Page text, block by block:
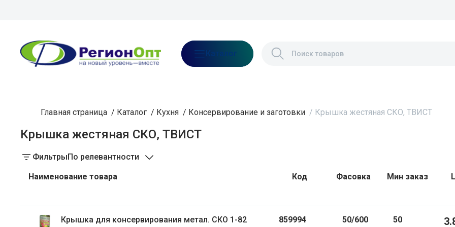
Каталог
Главная страница / Каталог / Кухня / Консервирование и заготовки / Крышка жестяная СКО, ТВИСТ
Крышка жестяная СКО, ТВИСТ
ФильтрыПо релевантности
Наименование товара Код Фасовка Мин заказ
Крышка для консервирования метал. СКО 1-82
859994 50/600 50